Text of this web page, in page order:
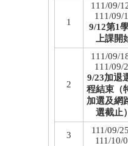
1
111/09/
111/09/
9/12第1
上課開
2
111/09/
111/09/
9/23加退
程結束（
加選及網
選截止）
3
111/09/
111/10/